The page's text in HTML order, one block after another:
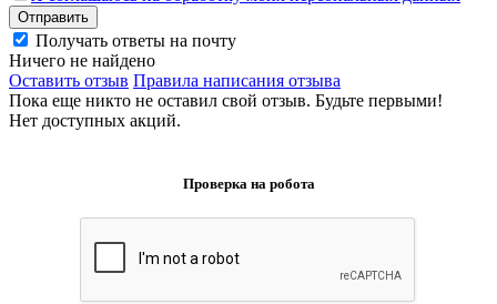
Отправить
Получать ответы на почту
Ничего не найдено
Оставить отзыв Правила написания отзыва
Пока еще никто не оставил свой отзыв. Будьте первыми!
Нет доступных акций.
Проверка на робота